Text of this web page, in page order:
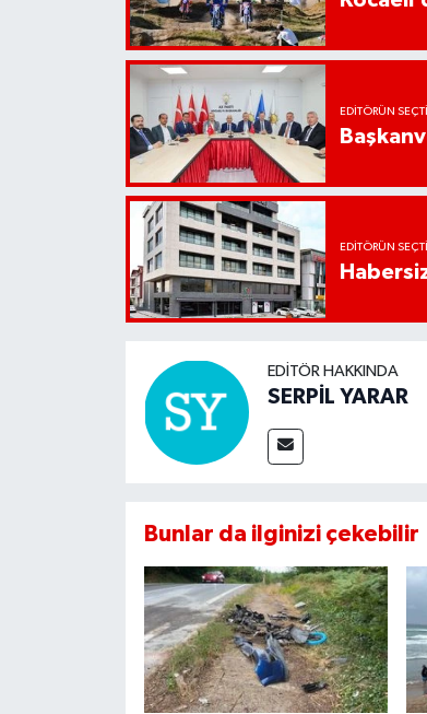
EDITÖRÜN
EDITÖRÜN
EDITÖR HAKKINDA
SERPİL YARAR
Bunlar da ilginizi çekebilir